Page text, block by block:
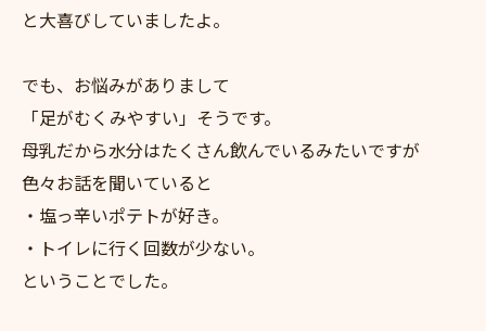
と大喜びしていましたよ。
でも、お悩みがありまして
「足がむくみやすい」そうです。
母乳だから水分はたくさん飲んでいるみたいですが
色々お話を聞いていると
・塩っ辛いポテトが好き。
・トイレに行く回数が少ない。
ということでした。